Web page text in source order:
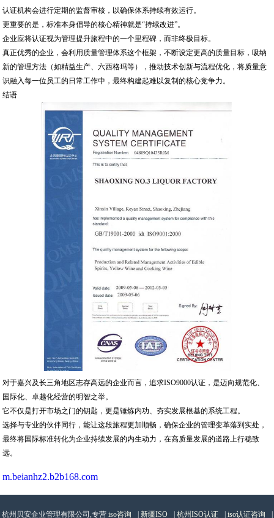
认证机构会进行定期的监督审核，以确保体系持续有效运行。
更重要的是，标准本身倡导的核心精神就是“持续改进”。
企业应将认证视为管理提升旅程中的一个里程碑，而非终极目标。
真正优秀的企业，会利用质量管理体系这个框架，不断设定更高的质量目标，吸纳
新的管理方法（如精益生产、六西格玛等），推动技术创新与流程优化，将质量意
识融入每一位员工的日常工作中，最终构建起难以复制的核心竞争力。
结语
对于嘉兴及长三角地区志存高远的企业而言，追求ISO9000认证，是迈向规范化、
国际化、卓越化经营的明智之举。
它不仅是打开市场之门的钥匙，更是锤炼内功、夯实发展根基的系统工程。
选择与专业的伙伴同行，能让这段旅程更加顺畅，确保企业的管理变革落到实处，
最终将国际标准转化为企业持续发展的内生动力，在高质量发展的道路上行稳致
远。
m.beianhz2.b2b168.com
杭州贝安企业管理有限公司,专营 iso咨询 新疆ISO 杭州ISO认证 iso认证咨询